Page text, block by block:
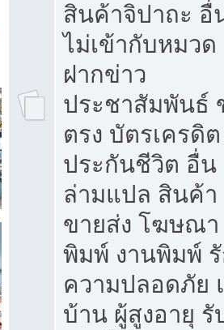
สินค้าจิปาถะ อื่
ไม่เข้ากับหมวด
ฝากข่าว
ประชาสัมพันธ์
ตรง บัตรเครดิต
ประกันชีวิต อื่น
ล่ามแปล สินค้า
ขายส่ง โฆษณา
พิมพ์ งานพิมพ์
ความปลอดภัย
บ้าน ผู้สูงอายุ รั